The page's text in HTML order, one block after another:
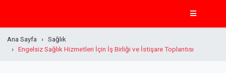
Ana Sayfa
Sağlık
Engelsiz Sağlık Hizmetleri İçin İş Birliği ve İstişare Toplantısı